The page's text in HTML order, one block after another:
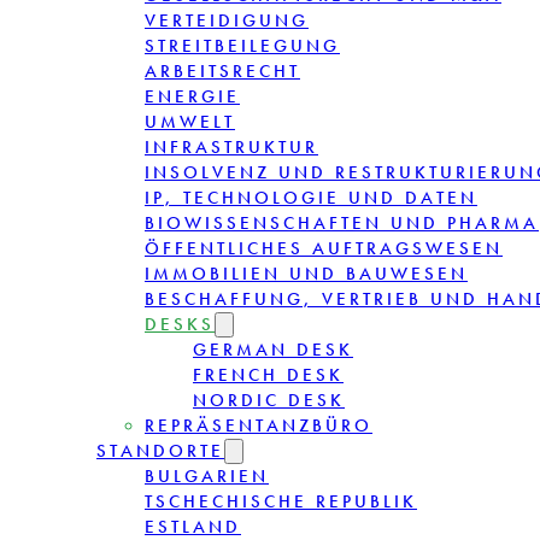
VERTEIDIGUNG
STREITBEILEGUNG
ARBEITSRECHT
ENERGIE
UMWELT
INFRASTRUKTUR
INSOLVENZ UND
IP, TECHNOLOGIE UND DATEN
BIOWISSENSCHAFTEN UND PHARMA
ÖFFENTLICHES AUFTRAGSWESEN
IMMOBILIEN UND BAUWESEN
BESCHAFFUNG, VERTRIEB UND
DESKS
GERMAN DESK
FRENCH DESK
NORDIC DESK
REPRÄSENTANZBÜRO
STANDORTE
BULGARIEN
TSCHECHISCHE REPUBLIK
ESTLAND